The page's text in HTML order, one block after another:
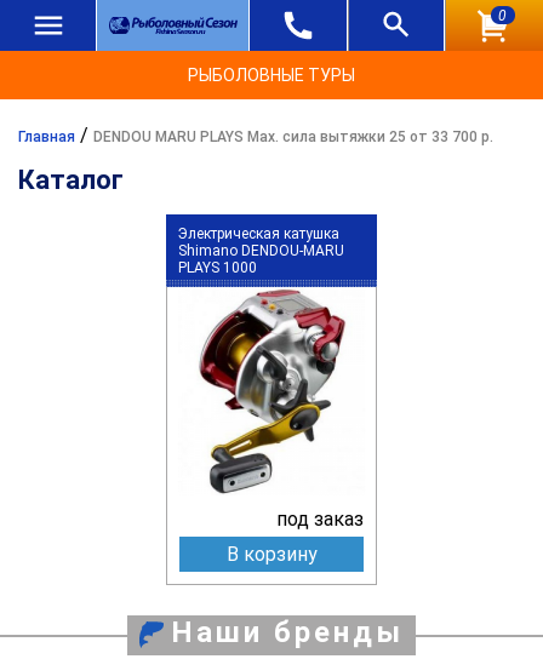
0
РЫБОЛОВНЫЕ ТУРЫ
Главная / DENDOU MARU PLAYS Мах. сила вытяжки 25 от 33 700 р.
Каталог
Электрическая катушка
Shimano DENDOU-MARU
PLAYS 1000
под заказ
В корзину
Наши бренды